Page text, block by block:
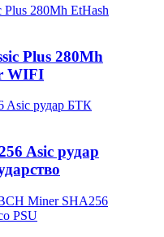
Plus 280Mh
WIFI
Asic рудар